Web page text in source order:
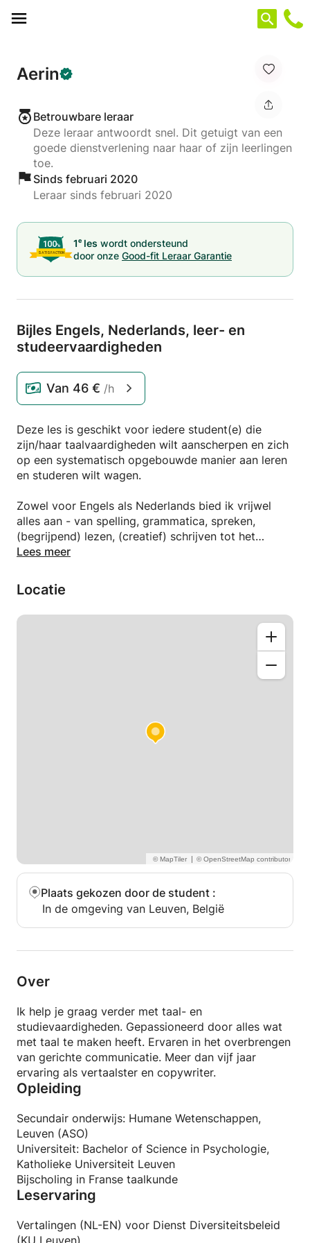
Aerin
Betrouwbare leraar
Deze leraar antwoordt snel. Dit getuigt van een
goede dienstverlening naar haar of zijn leerlingen
toe.
Sinds februari 2020
Leraar sinds februari 2020
1e les wordt ondersteund
door onze Good-fit Leraar Garantie
Bijles Engels, Nederlands, leer- en
studeervaardigheden
Van 46 € /h
Deze les is geschikt voor iedere student(e) die
zijn/haar taalvaardigheden wilt aanscherpen en zich
op een systematisch opgebouwde manier aan leren
en studeren wilt wagen.
Zowel voor Engels als Nederlands bied ik vrijwel
alles aan - van spelling, grammatica, spreken,
(begrijpend) lezen, (creatief) schrijven tot het
proeven van literatuur. Ik geef huiswerk in
zelfevaluerende werkwijze.
Lees meer
Locatie
|
Plaats gekozen door de student :
In de omgeving van Leuven, België
Over
Ik help je graag verder met taal- en
studievaardigheden. Gepassioneerd door alles wat
met taal te maken heeft. Ervaren in het overbrengen
van gerichte communicatie. Meer dan vijf jaar
ervaring als vertaalster en copywriter.
Opleiding
Secundair onderwijs: Humane Wetenschappen,
Leuven (ASO)
Universiteit: Bachelor of Science in Psychologie,
Katholieke Universiteit Leuven
Bijscholing in Franse taalkunde
Leservaring
Vertalingen (NL-EN) voor Dienst Diversiteitsbeleid
(KU Leuven)